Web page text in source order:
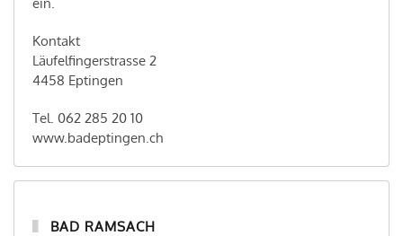
Kontakt
Läufelfingerstrasse 2
4458 Eptingen
Tel. 062 285 20 10
www.badeptingen.ch
BAD RAMSACH